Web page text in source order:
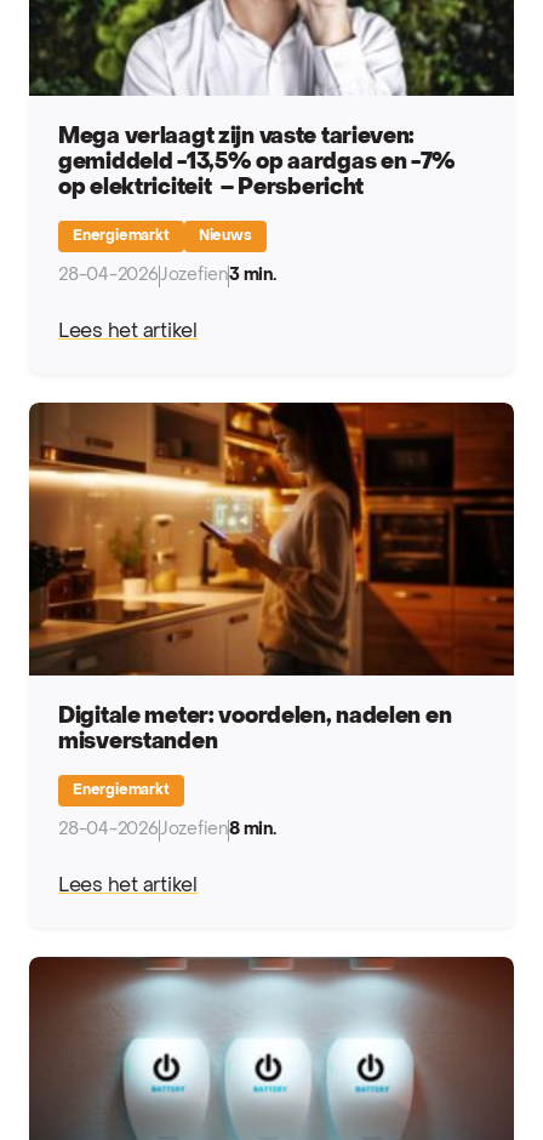
Mega verlaagt zijn vaste tarieven:
gemiddeld -13,5% op aardgas en -7%
op elektriciteit – Persbericht
Energiemarkt Nieuws
28-04-2026Jozefien3 min.
Lees het artikel
Digitale meter: voordelen, nadelen en
misverstanden
Energiemarkt
28-04-2026Jozefien8 min.
Lees het artikel